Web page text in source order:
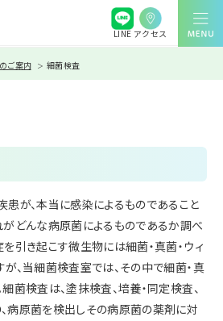
LINE アクセス
ご案内 細菌検査
患が、本当に感染によるものであること
がどんな病原菌によるものであるか調べ
引き起こす微生物には細菌・真菌・ウィ
、当細菌検査室では、その中で細菌・真
菌検査は、塗抹検査、培養・同定検査、
病原菌を検出しその病原菌の薬剤に対